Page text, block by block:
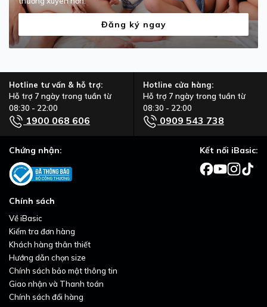
Đăng ký ngay
Hotline tư vấn & hỗ trợ:
Hỗ trợ 7 ngày trong tuần từ
08:30 - 22:00
1900 068 606
Hotline cửa hàng:
Hỗ trợ 7 ngày trong tuần từ
08:30 - 22:00
0909 543 738
Chính sách
Về iBasic
Kiểm tra đơn hàng
Khách hàng thân thiết
Hướng dẫn chọn size
Chính sách bảo mật thông tin
Giao nhận và Thanh toán
Chính sách đổi hàng
Chứng nhận: Kết nối iBasic: